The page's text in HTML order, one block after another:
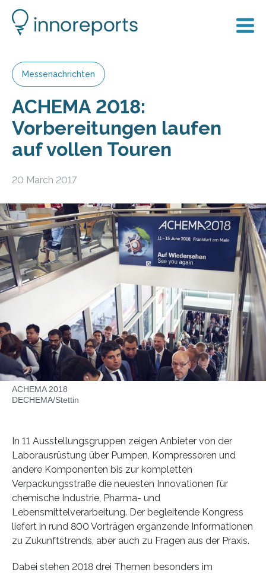
Messenachrichten
ACHEMA 2018:
Vorbereitungen laufen
auf vollen Touren
20 March 2017
ACHEMA 2018
DECHEMA/Stettin
In 11 Ausstellungsgruppen zeigen Anbieter von der
Laborausrüstung über Pumpen, Kompressoren und
andere Komponenten bis zur kompletten
Verpackungsstraße die neuesten Innovationen für
chemische Industrie, Pharma- und
Lebensmittelverarbeitung. Der begleitende Kongress
liefert in rund 800 Vorträgen ergänzende Informationen
zu Zukunftstrends, aber auch zu Fragen aus der Praxis.
Dabei stehen 2018 drei Themen besonders im